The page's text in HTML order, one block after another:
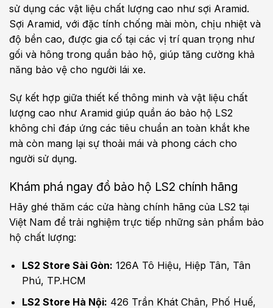
sử dụng các vật liệu chất lượng cao như sợi Aramid.
Sợi Aramid, với đặc tính chống mài mòn, chịu nhiệt và
độ bền cao, được gia cố tại các vị trí quan trọng như
gối và hông trong quần bảo hộ, giúp tăng cường khả
năng bảo vệ cho người lái xe.
Sự kết hợp giữa thiết kế thông minh và vật liệu chất
lượng cao như Aramid giúp quần áo bảo hộ LS2
không chỉ đáp ứng các tiêu chuẩn an toàn khắt khe
mà còn mang lại sự thoải mái và phong cách cho
người sử dụng.
Khám phá ngay đồ bảo hộ LS2 chính hãng
Hãy ghé thăm các cửa hàng chính hãng của LS2 tại
Việt Nam để trải nghiệm trực tiếp những sản phẩm bảo
hộ chất lượng:
LS2 Store Sài Gòn: 126A Tô Hiệu, Hiệp Tân, Tân
Phú, TP.HCM
LS2 Store Hà Nội: 426 Trần Khát Chân, Phố Huế,